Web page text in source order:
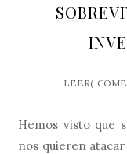
LEER(
Hemos visto que
nos quieren